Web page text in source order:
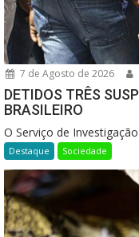
7 de Agosto de 2026
DETIDOS TRÊS
BRASILEIRO
O Serviço de
Destaque Sociedade